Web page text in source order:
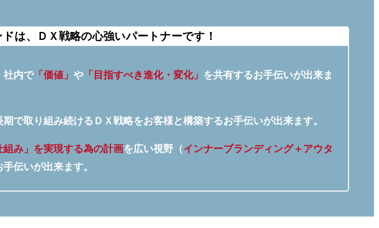
は、ＤＸ戦略の心強いパートナーです！
社内で「価値」 や 「目指すべき進化・変化」 を共有するお手伝いが出来ま
期で取り組み続けるＤＸ戦略をお客様と構築するお手伝いが出来ます。
組み」を実現する為の計画を広い視野（インナーブランディング＋アウタ
伝いが出来ます。